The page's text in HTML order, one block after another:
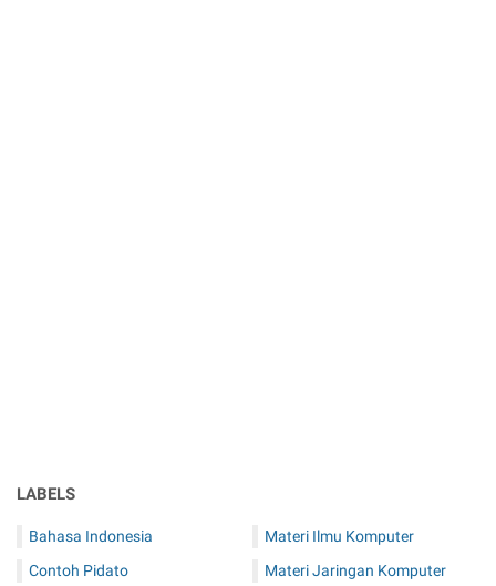
LABELS
Bahasa Indonesia
Contoh Pidato
Materi Ilmu Komputer
Materi Jaringan Komputer